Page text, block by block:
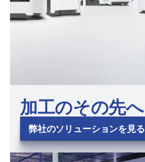
加工のその先へ
弊社のソリューションを見る